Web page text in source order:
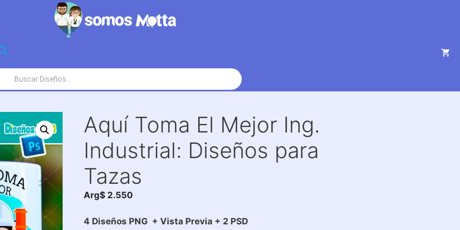
Aquí Toma El Mejor Ing.
Industrial: Diseños para
Tazas
Arg$2.550
4 Diseños PNG + Vista Previa + 2 PSD